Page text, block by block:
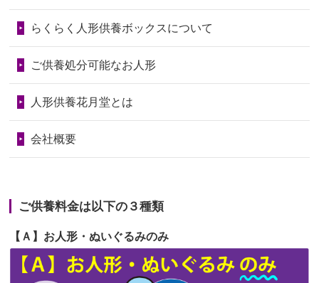
2026/06/28人形たちに これまで本当にありがとう
天...
2026/06/24今は亡き両親が孫（私の子供）の初節
句に贈って...
が伸びた時...
2026/06/22
娘の初めてのひな祭りにあわせて、娘
の祖父母か...
第71回人形供養祭令和6年8月1日(木)
第70回人形供養祭令和6年6月21日(金)
第68回人形供養祭令和6年3月22日(金)
第65回人形供養祭令和5年11月09日(木)
第64回人形供養祭令和5年9月21日(木)
第63回人形供養祭 令和5年8月1日(火)
らくらく人形供養ボックスについて
ご供養処分可能なお人形
人形供養花月堂とは
会社概要
ご供養料金は以下の３種類
【Ａ】お人形・ぬいぐるみのみ